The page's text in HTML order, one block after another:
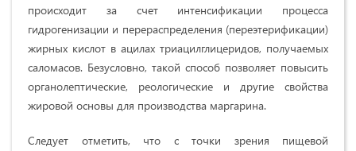
происходит за счет интенсификации процесса
гидрогенизации и перераспределения (переэтерификации)
жирных кислот в ацилах триацилглицеридов, получаемых
саломасов. Безусловно, такой способ позволяет повысить
органолептические, реологические и другие свойства
жировой основы для производства маргарина.
Следует отметить, что с точки зрения пищевой